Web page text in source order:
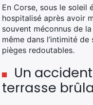
En Corse, sous le soleil
hospitalisé après avoir
souvent méconnus de
même dans l’intimité
pièges redoutables.
Un
terrasse